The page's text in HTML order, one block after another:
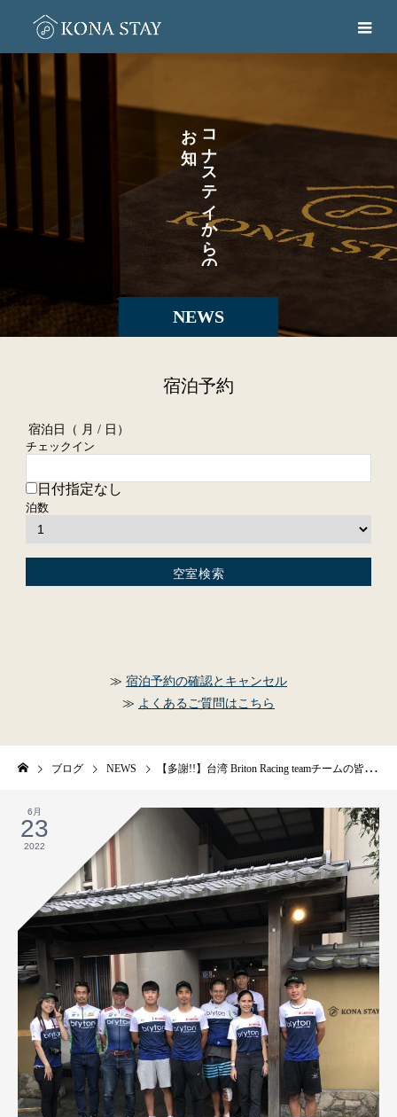
NEWS
コ
ナ
ス
テ
イ
か
ら
の
お
ら
せ
宿泊予約
宿泊日（ 月 / 日）
チェックイン
日付指定なし
泊数
宿泊予約の確認とキャンセル
よくあるご質問はこちら
ブログ NEWS 【多謝!!】台湾 Briton Racing teamチームの皆様ありがとうございました！
6月
23
2022